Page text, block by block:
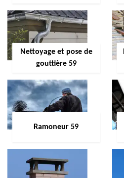
Nettoyage et pose de
gouttière 59
Ramoneur 59